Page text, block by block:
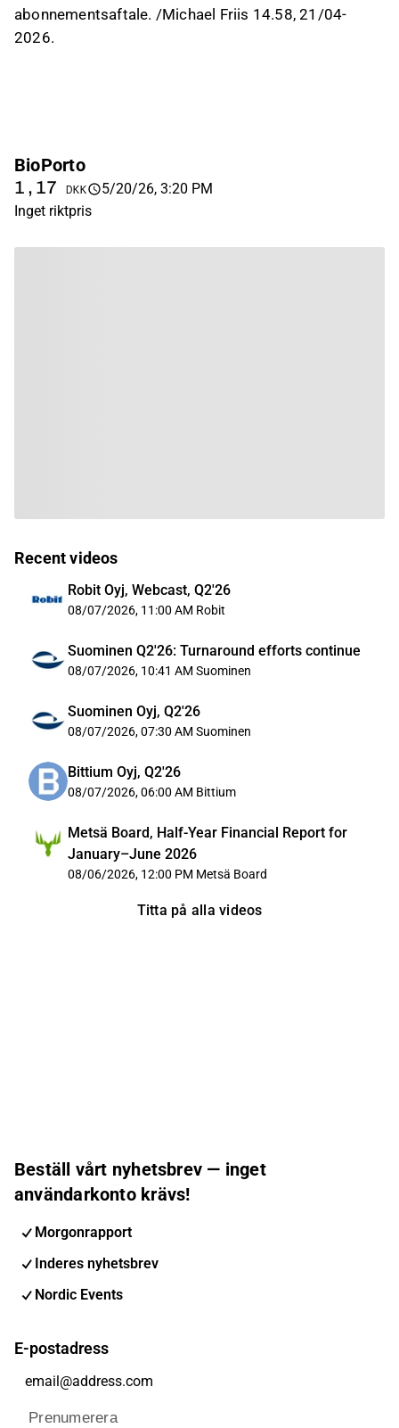
abonnementsaftale. /Michael Friis 14.58, 21/04-
2026.
BioPorto
1,17 DKK
5/20/26, 3:20 PM
Inget riktpris
Recent videos
Robit Oyj, Webcast, Q2'26
08/07/2026, 11:00 AM Robit
Suominen Q2'26: Turnaround efforts continue
08/07/2026, 10:41 AM Suominen
Suominen Oyj, Q2'26
08/07/2026, 07:30 AM Suominen
Bittium Oyj, Q2'26
08/07/2026, 06:00 AM Bittium
Metsä Board, Half-Year Financial Report for
January–June 2026
08/06/2026, 12:00 PM Metsä Board
Titta på alla videos
Beställ vårt nyhetsbrev — inget
användarkonto krävs!
Morgonrapport
Inderes nyhetsbrev
Nordic Events
E-postadress
Prenumerera